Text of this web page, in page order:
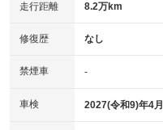
走行距離 8.2万km
修復歴 なし
禁煙車 -
車検 2027(令和9)年4月